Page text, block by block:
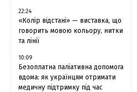
22:24
«Колір відстані» — виставка, що
говорить мовою кольору, нитки
та лінії
10:09
Безоплатна паліативна допомога
вдома: як українцям отримати
медичну підтримку під час